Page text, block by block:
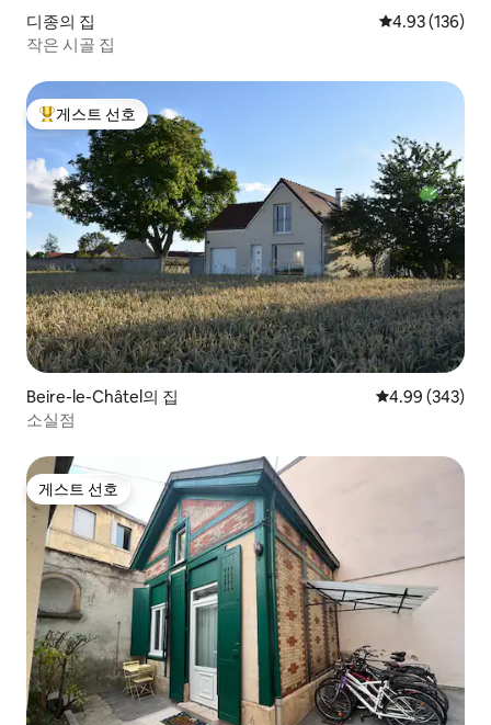
디종의 집 평점 4.93점(5
4.93 (136)
작은 시골 집
상위 게스트 선호
게스트 선호
Beire-le-Châtel의 집 평점 4.99점(5
4.99 (343)
소실점
게스트 선호
게스트 선호